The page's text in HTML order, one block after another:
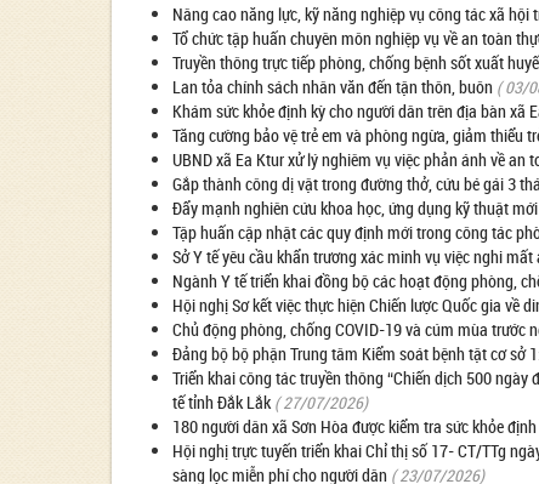
Nâng cao năng lực, kỹ năng nghiệp vụ công tác xã
Tổ chức tập huấn chuyên môn nghiệp vụ về an toàn
Truyền thông trực tiếp phòng, chống bệnh sốt xuất
Lan tỏa chính sách nhân văn đến tận thôn, buôn ( 03/
Khám sức khỏe định kỳ cho người dân trên địa bàn xã
Tăng cường bảo vệ trẻ em và phòng ngừa, giảm thiểu
UBND xã Ea Ktur xử lý nghiêm vụ việc phản ánh về
Gắp thành công dị vật trong đường thở, cứu bé gái 3
Đẩy mạnh nghiên cứu khoa học, ứng dụng kỹ thuật
Tập huấn cập nhật các quy định mới trong công tác
Sở Y tế yêu cầu khẩn trương xác minh vụ việc nghi
Ngành Y tế triển khai đồng bộ các hoạt động phòng,
Hội nghị Sơ kết việc thực hiện Chiến lược Quốc gia về
Chủ động phòng, chống COVID-19 và cúm mùa trước
Đảng bộ bộ phận Trung tâm Kiểm soát bệnh tật cơ sở
Triển khai công tác truyền thông “Chiến dịch 500
tế tỉnh Đắk Lắk ( 27/07/2026)
180 người dân xã Sơn Hòa được kiểm tra sức khỏe
Hội nghị trực tuyến triển khai Chỉ thị số 17- CT/TTg
sàng lọc miễn phí cho người dân ( 23/07/2026)